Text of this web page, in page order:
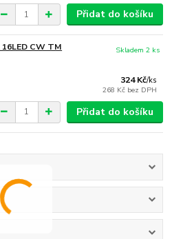
Přidat do košíku
CW TM
324 Kč/ks
268 Kč bez DPH
Skladem 2 ks
Přidat do košíku